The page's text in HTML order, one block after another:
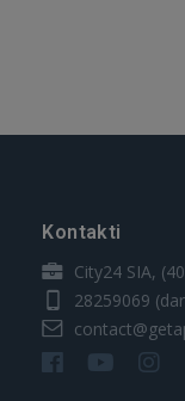
Kontakti
City24 SIA,
28259069